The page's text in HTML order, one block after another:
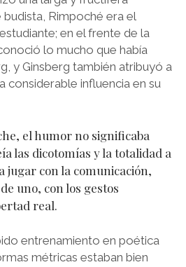
Rimpoché era el
en el frente de la
lo mucho que había
y Ginsberg también atribuyó a
considerable influencia en su
el humor no significaba
las dicotomías y la totalidad a
jugar con la comunicación,
uno, con los gestos
real.
entrenamiento en poética
métricas estaban bien